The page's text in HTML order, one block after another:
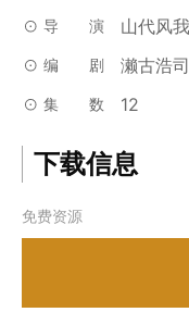
导演 山代风
编剧 濑古浩司
集数 12
下载信息
免费资源